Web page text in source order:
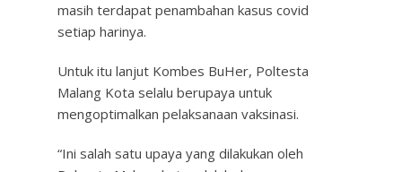
masih terdapat penambahan kasus covid
setiap harinya.
Untuk itu lanjut Kombes BuHer, Poltesta
Malang Kota selalu berupaya untuk
mengoptimalkan pelaksanaan vaksinasi.
“Ini salah satu upaya yang dilakukan oleh